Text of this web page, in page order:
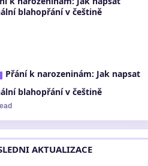
Přání k narozeninám: Jak napsat
blahopřání v češtině
AKTUALIZACE